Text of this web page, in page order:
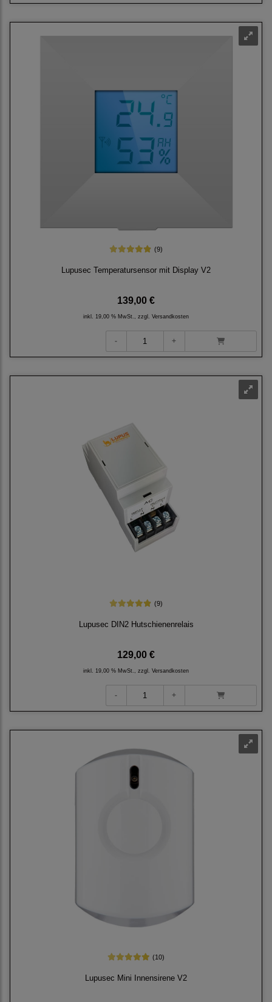
(9)
Lupusec Temperatursensor mit Display V2
139,00 €
inkl. 19,00 % MwSt., zzgl. Versandkosten
(9)
Lupusec DIN2 Hutschienenrelais
129,00 €
inkl. 19,00 % MwSt., zzgl. Versandkosten
(10)
Lupusec Mini Innensirene V2